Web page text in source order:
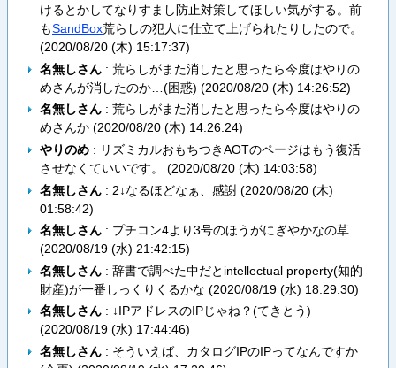
けるとかしてなりすまし防止対策してほしい気がする。前
もSandBox荒らしの犯人に仕立て上げられたりしたので。
(2020/08/20 (木) 15:17:37)
名無しさん: 荒らしがまた消したと思ったら今度はやりの
めさんが消したのか…(困惑) (2020/08/20 (木) 14:26:52)
名無しさん: 荒らしがまた消したと思ったら今度はやりの
めさんか (2020/08/20 (木) 14:26:24)
やりのめ: リズミカルおもちつきAOTのページはもう復活
させなくていいです。 (2020/08/20 (木) 14:03:58)
名無しさん: 2↓なるほどなぁ、感謝 (2020/08/20 (木)
01:58:42)
名無しさん: プチコン4より3号のほうがにぎやかなの草
(2020/08/19 (水) 21:42:15)
名無しさん: 辞書で調べた中だとintellectual property(知的
財産)が一番しっくりくるかな (2020/08/19 (水) 18:29:30)
名無しさん: ↓IPアドレスのIPじゃね？(てきとう)
(2020/08/19 (水) 17:44:46)
名無しさん: そういえば、カタログIPのIPってなんですか